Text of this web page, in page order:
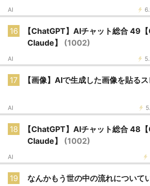
AI
16
【ChatGPT】AIチャット総合 49
Claude】 (1002)
AI
17 【画像】AIで生成した画像を貼る
AI
18
【ChatGPT】AIチャット総合 48
Claude】 (1002)
AI
19 なんかもう世の中の流れについて